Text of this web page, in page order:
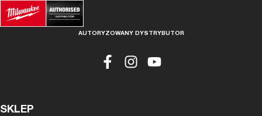
AUTORYZOWANY DYSTRYBUTOR
SKLEP